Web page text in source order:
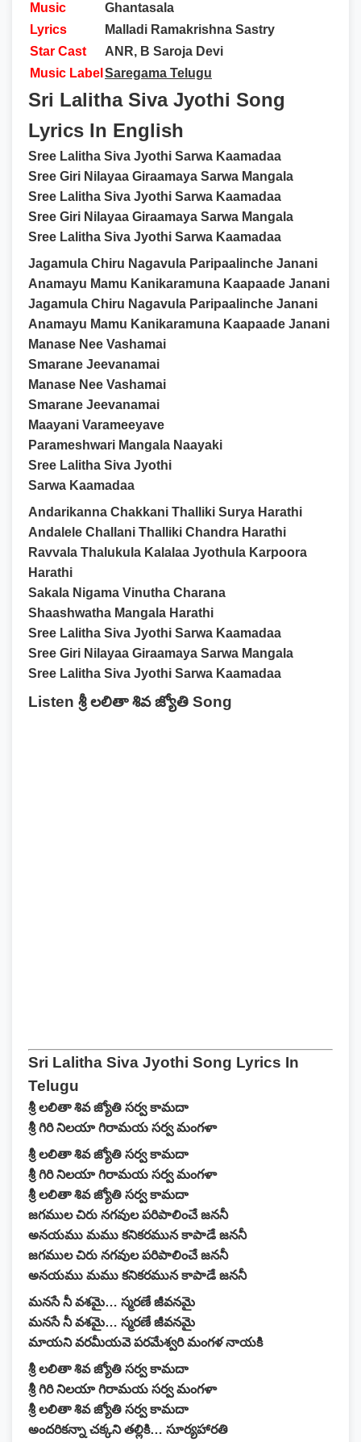
Music
Ghantasala
Lyrics
Malladi Ramakrishna Sastry
Star Cast
ANR, B Saroja Devi
Music Label Saregama Telugu
Sri Lalitha Siva Jyothi Song
Lyrics In English
Sree Lalitha Siva Jyothi Sarwa Kaamadaa
Sree Giri Nilayaa Giraamaya Sarwa Mangala
Sree Lalitha Siva Jyothi Sarwa Kaamadaa
Sree Giri Nilayaa Giraamaya Sarwa Mangala
Sree Lalitha Siva Jyothi Sarwa Kaamadaa
Jagamula Chiru Nagavula Paripaalinche Janani
Anamayu Mamu Kanikaramuna Kaapaade Janani
Jagamula Chiru Nagavula Paripaalinche Janani
Anamayu Mamu Kanikaramuna Kaapaade Janani
Manase Nee Vashamai
Smarane Jeevanamai
Manase Nee Vashamai
Smarane Jeevanamai
Maayani Varameeyave
Parameshwari Mangala Naayaki
Sree Lalitha Siva Jyothi
Sarwa Kaamadaa
Andarikanna Chakkani Thalliki Surya Harathi
Andalele Challani Thalliki Chandra Harathi
Ravvala Thalukula Kalalaa Jyothula Karpoora
Harathi
Sakala Nigama Vinutha Charana
Shaashwatha Mangala Harathi
Sree Lalitha Siva Jyothi Sarwa Kaamadaa
Sree Giri Nilayaa Giraamaya Sarwa Mangala
Sree Lalitha Siva Jyothi Sarwa Kaamadaa
Listen శ్రీ లలితా శివ జ్యోతి Song
Sri Lalitha Siva Jyothi Song Lyrics In
Telugu
శ్రీ లలితా శివ జ్యోతి సర్వ కామదా
శ్రీ గిరి నిలయా గిరామయ సర్వ మంగళా
శ్రీ లలితా శివ జ్యోతి సర్వ కామదా
శ్రీ గిరి నిలయా గిరామయ సర్వ మంగళా
శ్రీ లలితా శివ జ్యోతి సర్వ కామదా
జగముల చిరు నగవుల పరిపాలించే జననీ
అనయము మము కనికరమున కాపాడే జననీ
జగముల చిరు నగవుల పరిపాలించే జననీ
అనయము మము కనికరమున కాపాడే జననీ
మనసే నీ వశమై… స్మరణే జీవనమై
మనసే నీ వశమై… స్మరణే జీవనమై
మాయని వరమీయవె పరమేశ్వరి మంగళ నాయకి
శ్రీ లలితా శివ జ్యోతి సర్వ కామదా
శ్రీ గిరి నిలయా గిరామయ సర్వ మంగళా
శ్రీ లలితా శివ జ్యోతి సర్వ కామదా
అందరికన్నా చక్కని తల్లికి… సూర్యహారతి